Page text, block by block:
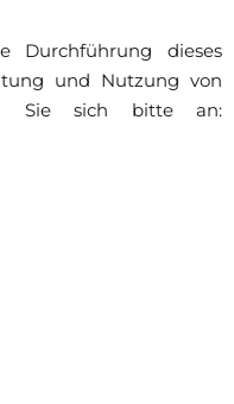
dieses
und Nutzung von
Sie sich bitte an: